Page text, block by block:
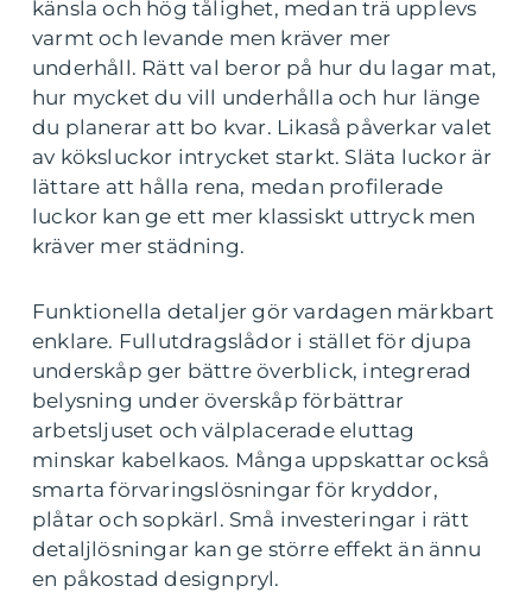
känsla och hög tålighet, medan trä upplevs
varmt och levande men kräver mer
underhåll. Rätt val beror på hur du lagar mat,
hur mycket du vill underhålla och hur länge
du planerar att bo kvar. Likaså påverkar valet
av köksluckor intrycket starkt. Släta luckor är
lättare att hålla rena, medan profilerade
luckor kan ge ett mer klassiskt uttryck men
kräver mer städning.
Funktionella detaljer gör vardagen märkbart
enklare. Fullutdragslådor i stället för djupa
underskåp ger bättre överblick, integrerad
belysning under överskåp förbättrar
arbetsljuset och välplacerade eluttag
minskar kabelkaos. Många uppskattar också
smarta förvaringslösningar för kryddor,
plåtar och sopkärl. Små investeringar i rätt
detaljlösningar kan ge större effekt än ännu
en påkostad designpryl.